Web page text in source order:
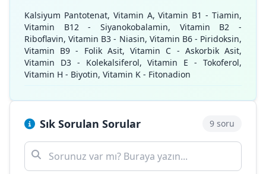
Kalsiyum Pantotenat, Vitamin A, Vitamin B1 - Tiamin,
Vitamin B12 - Siyanokobalamin, Vitamin B2 -
Riboflavin, Vitamin B3 - Niasin, Vitamin B6 - Piridoksin,
Vitamin B9 - Folik Asit, Vitamin C - Askorbik Asit,
Vitamin D3 - Kolekalsiferol, Vitamin E - Tokoferol,
Vitamin H - Biyotin, Vitamin K - Fitonadion
Sık Sorulan Sorular 9 soru